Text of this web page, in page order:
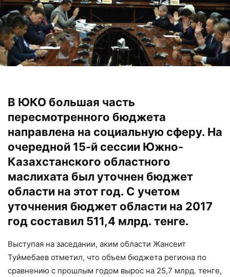
В ЮКО большая часть
пересмотренного бюджета
направлена на социальную сферу. На
очередной 15-й сессии Южно-
Казахстанского областного
маслихата был уточнен бюджет
области на этот год. С учетом
уточнения бюджет области на 2017
год составил 511,4 млрд. тенге.
Выступая на заседании, аким области Жансеит
Туймебаев отметил, что объем бюджета региона по
сравнению с прошлым годом вырос на 25,7 млрд. тенге,